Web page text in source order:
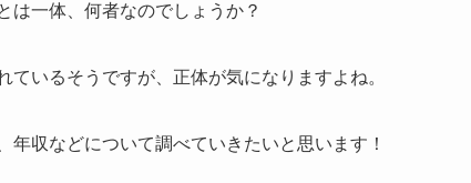
は一体、何者なのでしょうか？
ているそうですが、正体が気になりますよね。
年収などについて調べていきたいと思います！